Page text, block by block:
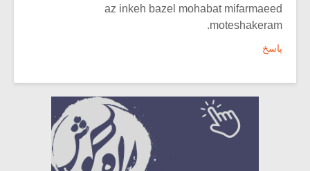
az inkeh bazel mohabat mifarmaeed
moteshakeram.
پاسخ